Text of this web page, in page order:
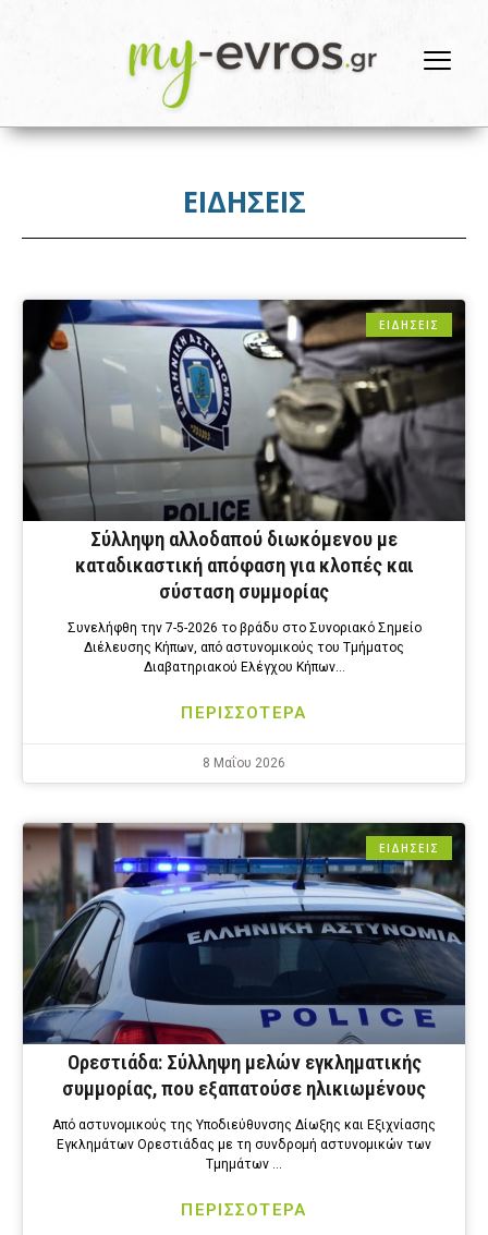
ΕΙΔΗΣΕΙΣ
ΕΙΔΗΣΕΙΣ
Σύλληψη αλλοδαπού διωκόμενου με
καταδικαστική απόφαση για κλοπές και
σύσταση συμμορίας
Συνελήφθη την 7-5-2026 το βράδυ στο Συνοριακό Σημείο
Διέλευσης Κήπων, από αστυνομικούς του Τμήματος
Διαβατηριακού Ελέγχου Κήπων…
ΠΕΡΙΣΣΟΤΕΡΑ
8 Μαΐου 2026
ΕΙΔΗΣΕΙΣ
Ορεστιάδα: Σύλληψη μελών εγκληματικής
συμμορίας, που εξαπατούσε ηλικιωμένους
Από αστυνομικούς της Υποδιεύθυνσης Δίωξης και Εξιχνίασης
Εγκλημάτων Ορεστιάδας με τη συνδρομή αστυνομικών των
Τμημάτων …
ΠΕΡΙΣΣΟΤΕΡΑ